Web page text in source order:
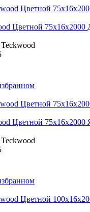
Цветной 75х16х2000
Teckwood
Цветной 75х16х2000
Teckwood